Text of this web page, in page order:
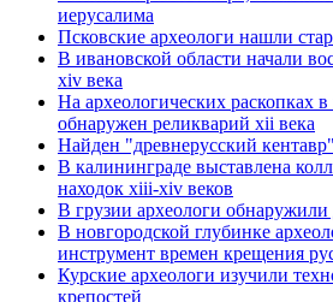
иерусалима
Псковские археологи нашли
В ивановской области начали
xiv века
Hа археологических раскопках
обнаружен реликварий xii века
Найден "древнерусский кентавр"
В калининграде выставлена
находок xiii-xiv веков
В грузии археологи обнаружили
В новгородской глубинке
инструмент времен крещения
Курские археологи изучили
крепостей